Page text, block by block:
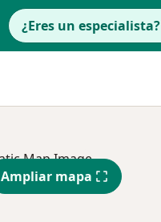
¿Eres un especialista?
Ampliar mapa